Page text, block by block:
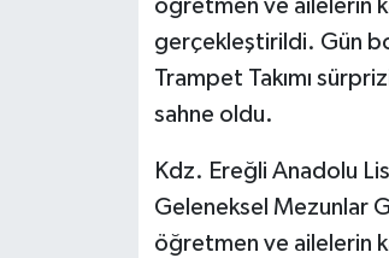
öğretmen ve ailelerin
gerçekleştirildi. Gün
Trampet Takımı
sahne oldu.
Kdz. Ereğli Anadolu
Geleneksel Mezunlar
öğretmen ve ailelerin